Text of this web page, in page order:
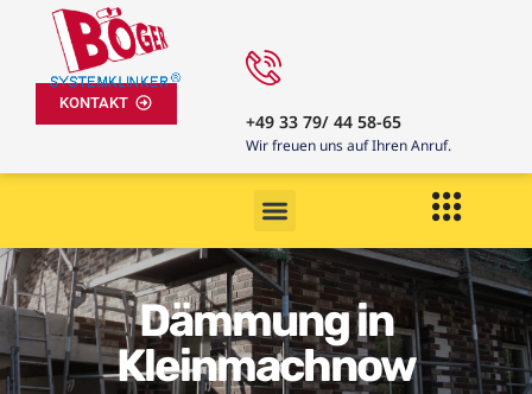
KONTAKT
+49 33 79/ 44 58-65
Wir freuen uns auf Ihren Anruf.
Dämmung in
Kleinmachnow